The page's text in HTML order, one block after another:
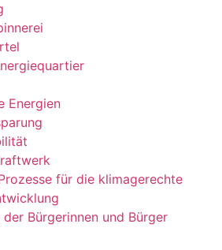
Energien
für die klimagerechte
Bürgerinnen und Bürger